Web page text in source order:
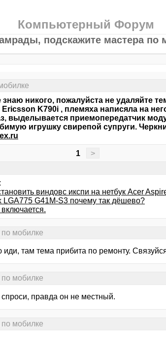
Компьютерный Форум
подскажите мастера по
знаю никого, пожалуйста не удаляйте
K790i , племяха написяла на
выделывается приемопередатчик
игрушку свирепой супруги.
1 >
виндовс икспи на нетбук Acer
LGA775 G41M-S3 почему так дёшево?
мобилке
там тема прибита по ремонту.
мобилке
правда он не местный.
мобилке